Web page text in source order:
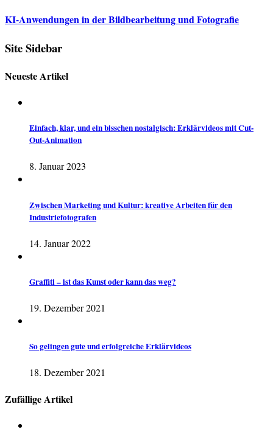
KI-Anwendungen in der Bildbearbeitung und Fotografie
Site Sidebar
Neueste Artikel
Einfach, klar, und ein bisschen nostalgisch: Erklärvideos mit Cut-
Out-Animation
8. Januar 2023
Zwischen Marketing und Kultur: kreative Arbeiten für den
Industriefotografen
14. Januar 2022
Graffiti – ist das Kunst oder kann das weg?
19. Dezember 2021
So gelingen gute und erfolgreiche Erklärvideos
18. Dezember 2021
Zufällige Artikel